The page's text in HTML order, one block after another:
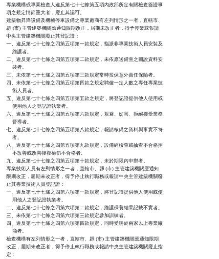
專業機構或專業檢查人違反第七十七條第五項內政部所定有關檢查簽證事
項之規定情節重大者，廢止其認可。
建築物昇降設備及機械停車設備之專業廠商有左列情形之一者，直轄市、
縣 (市) 主管建築機關應通知限期改正，屆期未改正者，得予停業或報請
中央主管建築機關廢止其登記證：
一、違反第七十七條之四第五項第一款規定，指派非專業技術人員安裝及
    維護者。
二、違反第七十七條之四第五項第二款規定，未依原送備查之圖說資料安
    裝者。
三、未依第七十七條之四第五項第三款規定常時投保意外責任保險者。
四、未依第七十七條之四第五項第四款之規定聘僱一定人數之專任專業技
    術人員者。
五、違反第七十七條之四第五項第五款之規定，將登記證提供他人使用或
    使用他人之登記證執業者。
六、違反第七十七條之四第五項第六款規定，規避、妨害、拒絕接受業務
    督導者。
七、違反第七十七條之四第五項第八款規定，報請核備之資料與事實不符
    者。
八、違反第七十七條之四第五項第九款規定，設備經檢查或抽查不合格拒
    不改善或改善後複檢仍不合格者。
九、違反第七十七條之四第五項第十款規定，未於期限內申辦者。
專業技術人員有左列情形之一者，直轄市、縣 (市) 主管建築機關應通知
限期改正，屆期未改正者，得予停止執行職務或報請中央主管建築機關廢
止其專業技術人員登記證：
一、違反第七十七條之四第六項第一款規定，將登記證提供他人使用或使
    用他人之登記證執業者。
二、違反第七十七條之四第六項第二款規定，維護保養結果記載不實者。
三、未依第七十七條之四第六項第三款規定參加訓練者。
四、違反第七十七條之四第六項第四款規定，同時受聘於兩家以上專業廠
    商者。
檢查機構有左列情形之一者，直轄市、縣 (市) 主管建築機關應通知限期
改正，屆期未改正者，得予停止執行職務或報請中央主管建築機關廢止指
定：